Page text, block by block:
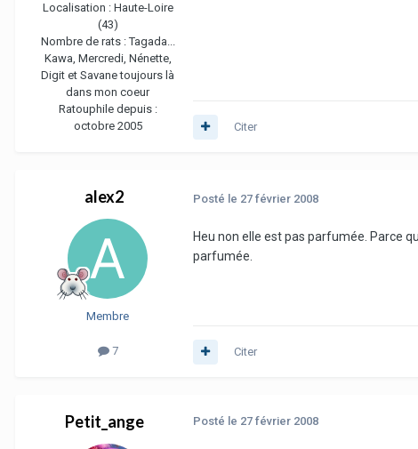
Localisation : Haute-Loire
(43)
Nombre de rats :Tagada...
Kawa, Mercredi, Nénette,
Digit et Savane toujours là
dans mon coeur
Ratouphile depuis :
octobre 2005
Citer
alex2
Membre
7
Posté le 27 février 2008
Heu non elle est pas parfumée. Parce
parfumée.
Citer
Petit_ange Posté le 27 février 2008